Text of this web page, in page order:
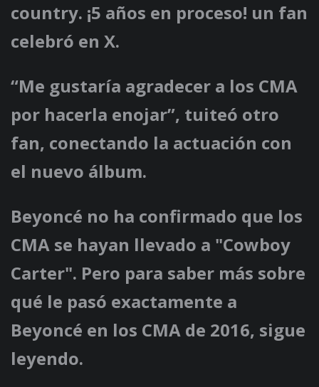
country. ¡5 años en proceso! un fan
celebró en X.
“Me gustaría agradecer a los CMA
por hacerla enojar”, tuiteó otro
fan, conectando la actuación con
el nuevo álbum.
Beyoncé no ha confirmado que los
CMA se hayan llevado a "Cowboy
Carter". Pero para saber más sobre
qué le pasó exactamente a
Beyoncé en los CMA de 2016, sigue
leyendo.